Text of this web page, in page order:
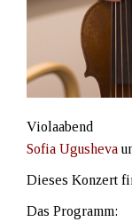
Violaabend
Sofia Ugusheva
Dieses Konzert
Das Programm: